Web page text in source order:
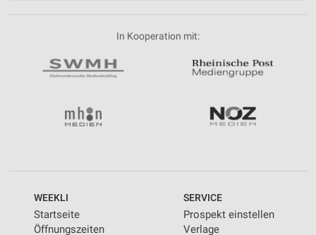
In Kooperation mit:
WEEKLI
Startseite
Öffnungszeiten
SERVICE
Prospekt einstellen
Verlage